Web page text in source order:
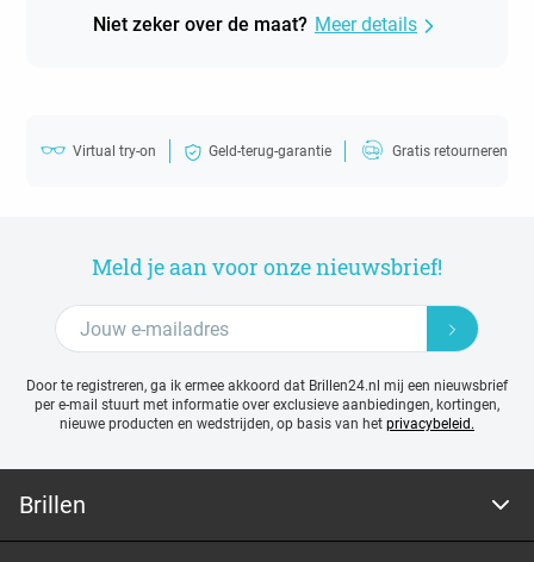
Niet zeker over de maat? Meer details
Virtual try-on Geld-terug-garantie Gratis retourneren
Meld je aan voor onze nieuwsbrief!
Door te registreren, ga ik ermee akkoord dat Brillen24.nl mij een nieuwsbrief
per e-mail stuurt met informatie over exclusieve aanbiedingen, kortingen,
nieuwe producten en wedstrijden, op basis van het privacybeleid.
Brillen